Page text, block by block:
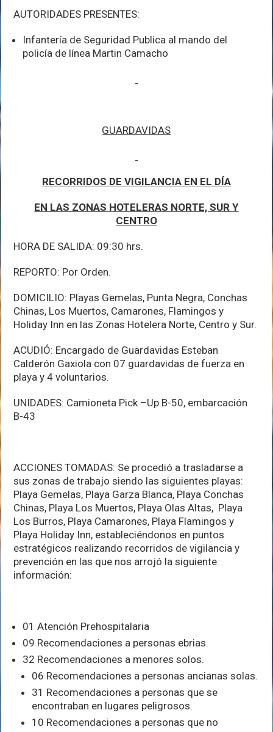
AUTORIDADES PRESENTES:
Infantería de Seguridad Publica al mando del
policía de línea Martin Camacho
GUARDAVIDAS
RECORRIDOS DE VIGILANCIA EN EL DÍA
EN LAS ZONAS HOTELERAS NORTE, SUR Y
CENTRO
HORA DE SALIDA: 09:30 hrs.
REPORTO: Por Orden.
DOMICILIO: Playas Gemelas, Punta Negra, Conchas
Chinas, Los Muertos, Camarones, Flamingos y
Holiday Inn en las Zonas Hotelera Norte, Centro y Sur.
ACUDIÓ: Encargado de Guardavidas Esteban
Calderón Gaxiola con 07 guardavidas de fuerza en
playa y 4 voluntarios.
UNIDADES: Camioneta Pick –Up B-50, embarcación
B-43
ACCIONES TOMADAS: Se procedió a trasladarse a
sus zonas de trabajo siendo las siguientes playas:
Playa Gemelas, Playa Garza Blanca, Playa Conchas
Chinas, Playa Los Muertos, Playa Olas Altas, Playa
Los Burros, Playa Camarones, Playa Flamingos y
Playa Holiday Inn, estableciéndonos en puntos
estratégicos realizando recorridos de vigilancia y
prevención en las que nos arrojó la siguiente
información:
01 Atención Prehospitalaria
09 Recomendaciones a personas ebrias.
32 Recomendaciones a menores solos.
06 Recomendaciones a personas ancianas solas.
31 Recomendaciones a personas que se
encontraban en lugares peligrosos.
10 Recomendaciones a personas que no